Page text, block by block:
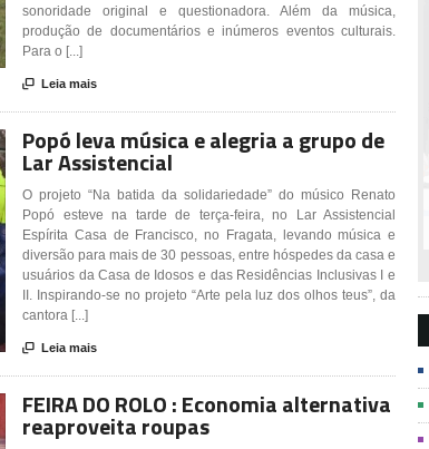
sonoridade original e questionadora. Além da música,
produção de documentários e inúmeros eventos culturais.
Para o [...]
 Leia mais
Popó leva música e alegria a grupo de
Lar Assistencial
O projeto “Na batida da solidariedade” do músico Renato
Popó esteve na tarde de terça-feira, no Lar Assistencial
Espírita Casa de Francisco, no Fragata, levando música e
diversão para mais de 30 pessoas, entre hóspedes da casa e
usuários da Casa de Idosos e das Residências Inclusivas I e
II. Inspirando-se no projeto “Arte pela luz dos olhos teus”, da
cantora [...]
 Leia mais
FEIRA DO ROLO : Economia alternativa
reaproveita roupas